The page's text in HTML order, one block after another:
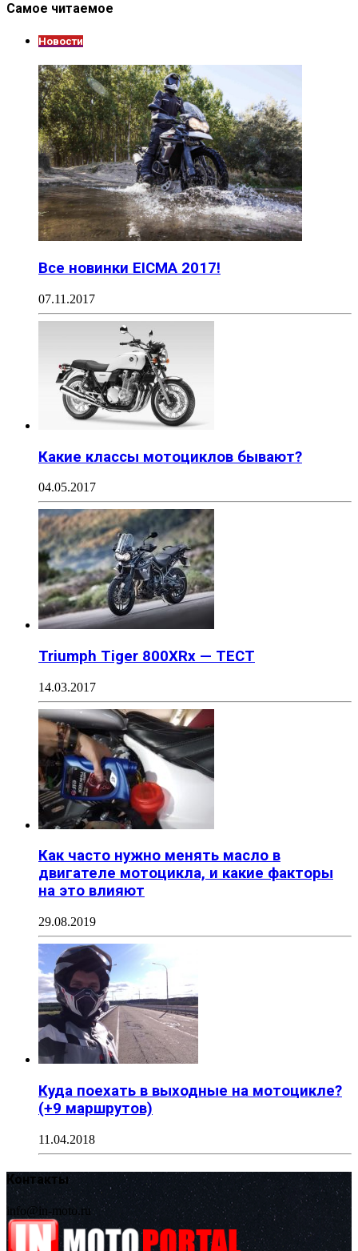
Самое читаемое
Новости
Все новинки EICMA 2017!
07.11.2017
Какие классы мотоциклов бывают?
04.05.2017
Triumph Tiger 800XRx — ТЕСТ
14.03.2017
Как часто нужно менять масло в
двигателе мотоцикла, и какие факторы
на это влияют
29.08.2019
Куда поехать в выходные на мотоцикле?
(+9 маршрутов)
11.04.2018
Контакты
info@in-moto.ru